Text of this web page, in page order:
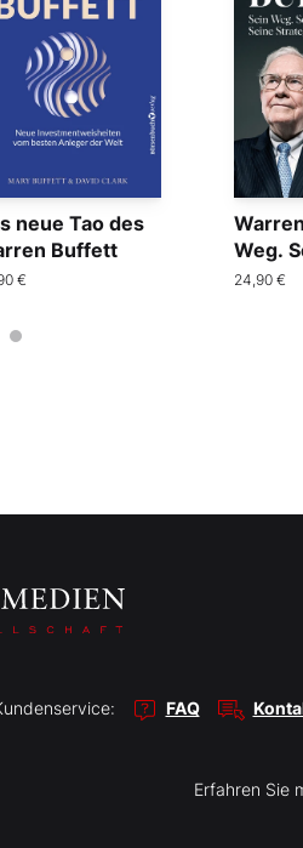
neue Tao des
Buffett
€
Weg.
Seine
24,90 €
FAQ
Erfahren Sie